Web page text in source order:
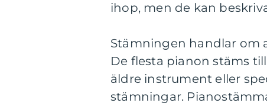
ihop, men de kan
Stämningen handlar om
De flesta pianon stäms
äldre instrument eller
stämningar.